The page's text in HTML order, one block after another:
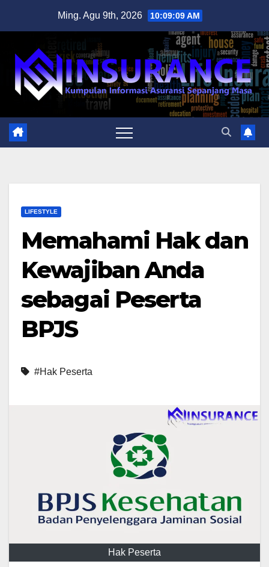
Ming. Agu 9th, 2026 10:09:10 AM
LIFESTYLE
Memahami Hak dan
Kewajiban Anda
sebagai Peserta
BPJS
#Hak Peserta
Hak Peserta